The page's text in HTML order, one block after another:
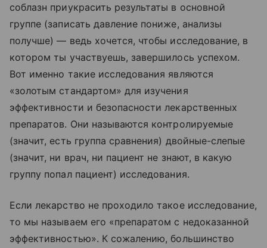
соблазн приукрасить результаты в основной
группе (записать давление пониже, анализы
получше) — ведь хочется, чтобы исследование, в
котором ты участвуешь, завершилось успехом.
Вот именно такие исследования являются
«золотым стандартом» для изучения
эффективности и безопасности лекарственных
препаратов. Они называются контролируемые
(значит, есть группа сравнения) двойные-слепые
(значит, ни врач, ни пациент не знают, в какую
группу попал пациент) исследования.
Если лекарство не проходило такое исследование,
то мы называем его «препаратом с недоказанной
эффективностью». К сожалению, большинство